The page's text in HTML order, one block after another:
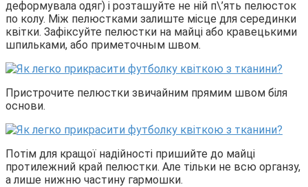
деформувала одяг) і розташуйте не ній п\’ять пелюсток
по колу. Між пелюстками залиште місце для серединки
квітки. Зафіксуйте пелюстки на майці або кравецькими
шпильками, або приметочным швом.
Пристрочите пелюстки звичайним прямим швом біля
основи.
Потім для кращої надійності пришийте до майці
протилежний край пелюстки. Але тільки не всю органзу,
а лише нижню частину гармошки.